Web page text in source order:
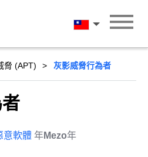
漢語
脅 (APT) 灰影威脅行為者
意軟體 年Mezo年